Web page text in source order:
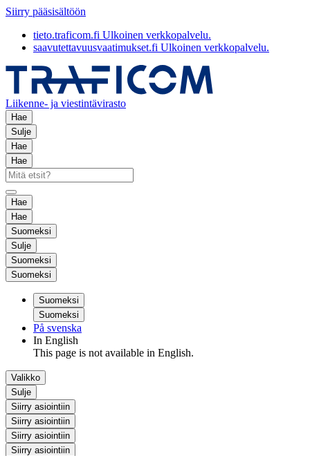
Siirry pääsisältöön
tieto.traficom.fi Ulkoinen verkkopalvelu.
saavutettavuusvaatimukset.fi Ulkoinen verkkopalvelu.
Liikenne- ja viestintävirasto
Hae
Sulje
Hae
Hae
Hae
Hae
Suomeksi
Sulje
Suomeksi
Suomeksi
Suomeksi
Suomeksi
På svenska
In English
This page is not available in English.
Valikko
Sulje
Siirry asiointiin
Siirry asiointiin
Siirry asiointiin
Siirry asiointiin